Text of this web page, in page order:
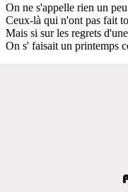
On ne s'appelle rien un
Ceux-là qui n'ont pas fait
Mais si sur les regrets
On s' faisait un printemps